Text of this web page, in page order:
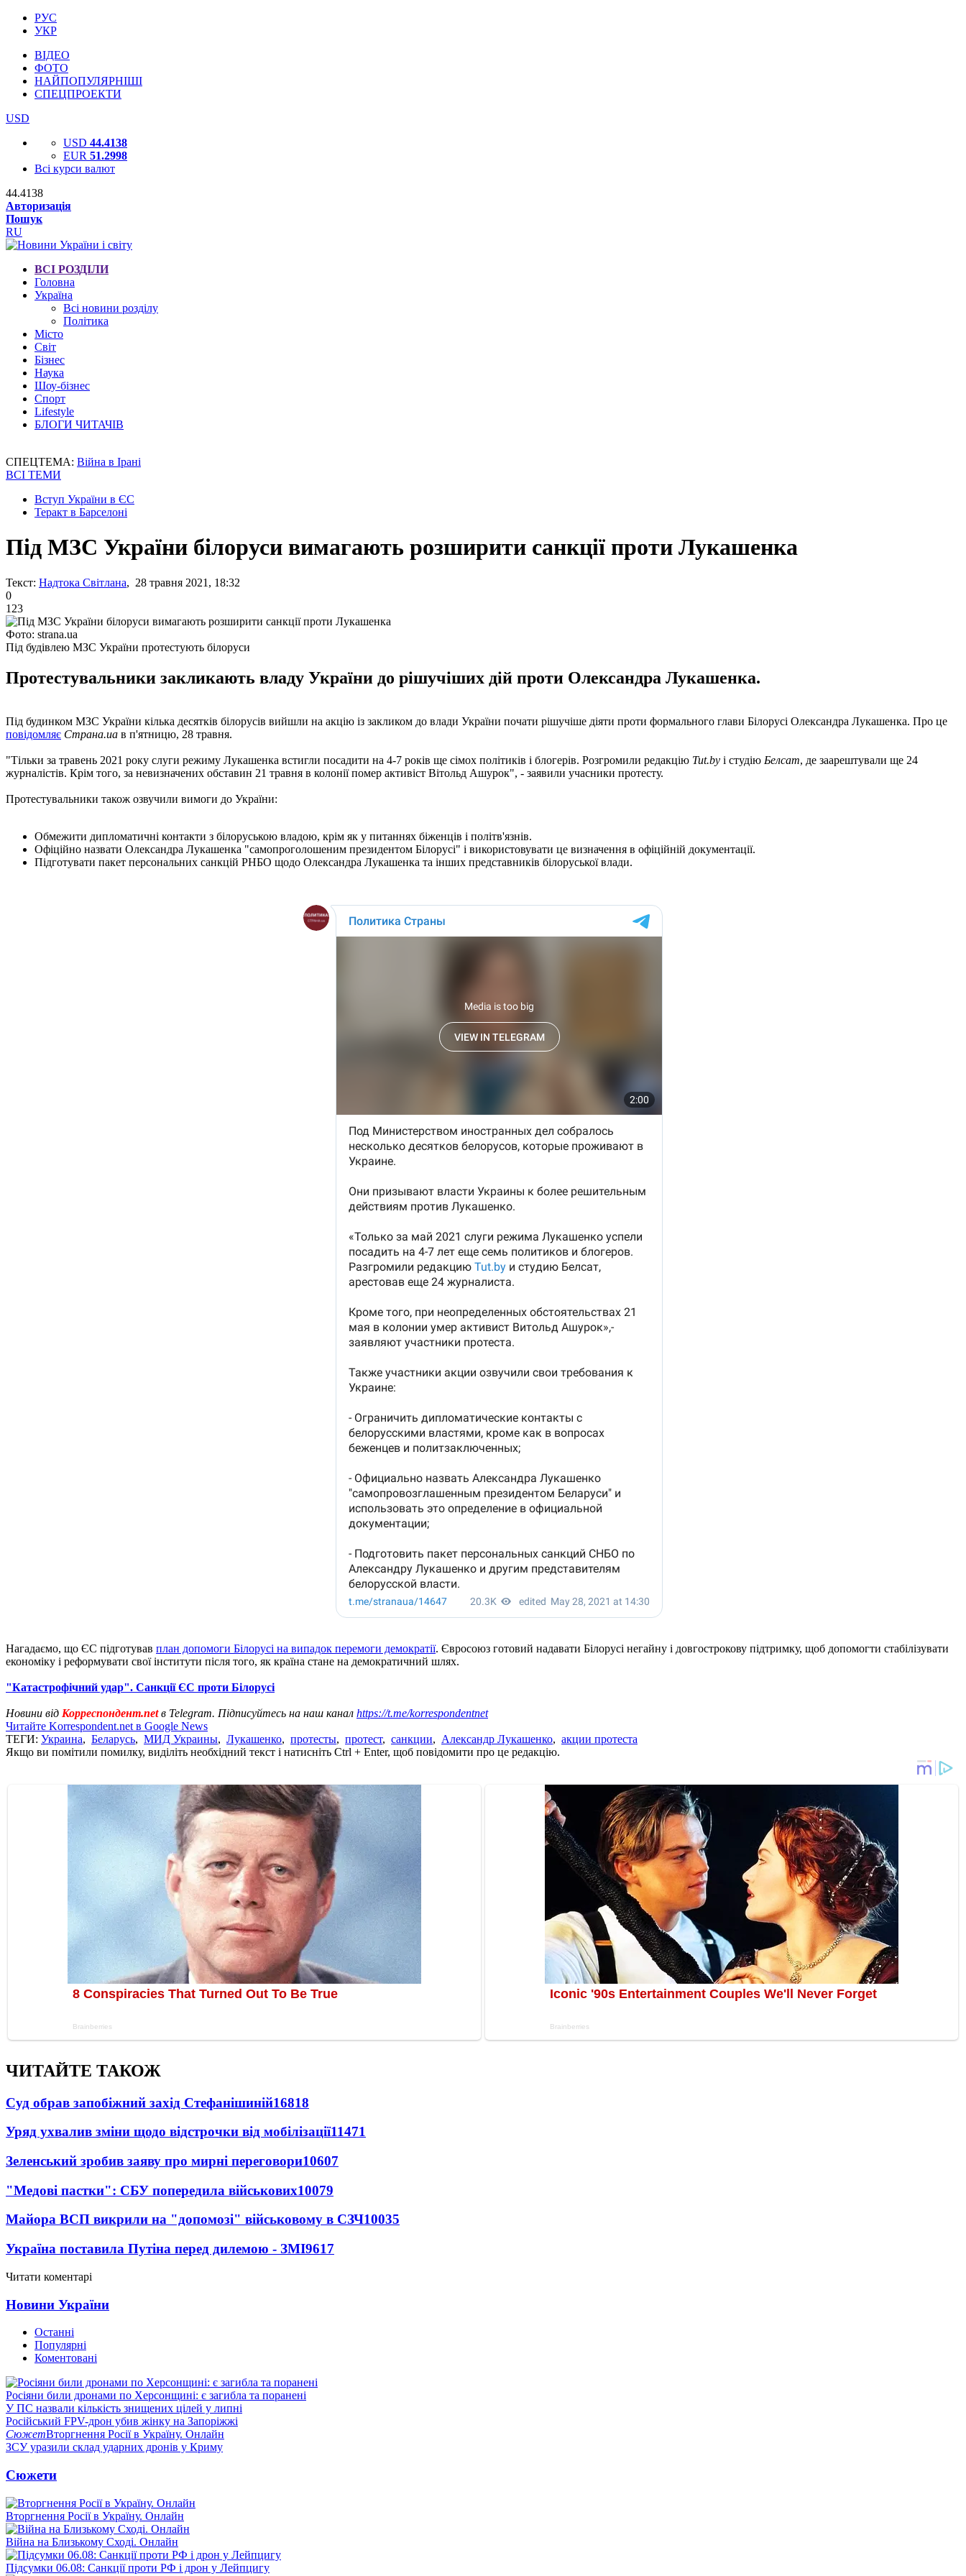
РУС
УКР
ВІДЕО
ФОТО
НАЙПОПУЛЯРНІШІ
СПЕЦПРОЕКТИ
USD
USD 44.4138
EUR 51.2998
Всі курси валют
44.4138
Авторизація
Пошук
RU
ВСІ РОЗДІЛИ
Головна
Україна
Всі новини розділу
Політика
Місто
Світ
Бізнес
Наука
Шоу-бізнес
Спорт
Lifestyle
БЛОГИ ЧИТАЧІВ
СПЕЦТЕМА: Війна в Ірані
ВСІ ТЕМИ
Вступ України в ЄС
Теракт в Барселоні
Під МЗС України білоруси вимагають розширити санкції проти Лукашенка
Текст: Надтока Світлана, 28 травня 2021, 18:32
0
123
Фото: strana.ua
Під будівлею МЗС України протестують білоруси
Протестувальники закликають владу України до рішучіших дій проти Олександра Лукашенка.
Під будинком МЗС України кілька десятків білорусів вийшли на акцію із закликом до влади України почати рішучіше діяти проти формального глави Білорусі Олександра Лукашенка. Про це
повідомляє Страна.ua в п'ятницю, 28 травня.
"Тільки за травень 2021 року слуги режиму Лукашенка встигли посадити на 4-7 років ще сімох політиків і блогерів. Розгромили редакцію Tut.by і студію Белсат, де заарештували ще 24
журналістів. Крім того, за невизначених обставин 21 травня в колонії помер активіст Вітольд Ашурок", - заявили учасники протесту.
Протестувальники також озвучили вимоги до України:
Обмежити дипломатичні контакти з білоруською владою, крім як у питаннях біженців і політв'язнів.
Офіційно назвати Олександра Лукашенка "самопроголошеним президентом Білорусі" і використовувати це визначення в офіційній документації.
Підготувати пакет персональних санкцій РНБО щодо Олександра Лукашенка та інших представників білоруської влади.
Нагадаємо, що ЄС підготував план допомоги Білорусі на випадок перемоги демократії. Євросоюз готовий надавати Білорусі негайну і довгострокову підтримку, щоб допомогти стабілізувати
економіку і реформувати свої інститути після того, як країна стане на демократичний шлях.
"Катастрофічний удар". Санкції ЄС проти Білорусі
Новини від Корреспондент.netв Telegram. Підписуйтесь на наш канал https://t.me/korrespondentnet
Читайте Korrespondent.net в Google News
ТЕГИ: Украина, Беларусь, МИД Украины, Лукашенко, протесты, протест, санкции, Александр Лукашенко, акции протеста
Якщо ви помітили помилку, виділіть необхідний текст і натисніть Ctrl + Enter, щоб повідомити про це редакцію.
ЧИТАЙТЕ ТАКОЖ
Суд обрав запобіжний захід Стефанішиній16818
Уряд ухвалив зміни щодо відстрочки від мобілізації11471
Зеленський зробив заяву про мирні переговори10607
"Медові пастки": СБУ попередила військових10079
Майора ВСП викрили на "допомозі" військовому в СЗЧ10035
Україна поставила Путіна перед дилемою - ЗМІ9617
Читати коментарі
Новини України
Останні
Популярні
Коментовані
Росіяни били дронами по Херсонщині: є загибла та поранені
У ПС назвали кількість знищених цілей у липні
Російський FPV-дрон убив жінку на Запоріжжі
СюжетВторгнення Росії в Україну. Онлайн
ЗСУ уразили склад ударних дронів у Криму
Сюжети
Вторгнення Росії в Україну. Онлайн
Війна на Близькому Сході. Онлайн
Підсумки 06.08: Санкції проти РФ і дрон у Лейпцигу